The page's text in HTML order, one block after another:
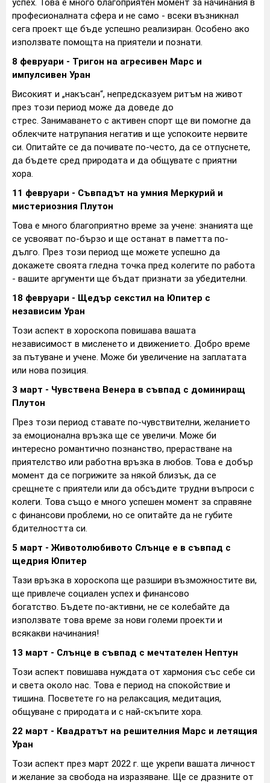
успех. Това е много благоприятен момент за начинания в
професионалната сфера и не само - всеки възникнал
сега проект ще бъде успешно реализиран. Особено ако
използвате помощта на приятели и познати.
8 февруари - Тригон на агресивен Марс и
импулсивен Уран
Високият и „накъсан“, непредсказуем ритъм на живот
през този период може да доведе до
стрес. Занимаването с активен спорт ще ви помогне да
облекчите натрупания негатив и ще успокоите нервите
си. Опитайте се да почивате по-често, да се отпуснете,
да бъдете сред природата и да общувате с приятни
хора.
11 февруари - Съвпадът на умния Меркурий и
мистериозния Плутон
Това е много благоприятно време за учене: знанията ще
се усвояват по-бързо и ще останат в паметта по-
дълго. През този период ще можете успешно да
докажете своята гледна точка пред колегите по работа
- вашите аргументи ще бъдат признати за убедителни.
18 февруари - Щедър секстил на Юпитер с
независим Уран
Този аспект в хороскопа повишава вашата
независимост в мисленето и движението. Добро време
за пътуване и учене. Може би увеличение на заплатата
или нова позиция.
3 март - Чувствена Венера в съвпад с доминиращ
Плутон
През този период ставате по-чувствителни, желанието
за емоционална връзка ще се увеличи. Може би
интересно романтично познанство, прерастване на
приятелство или работна връзка в любов. Това е добър
момент да се погрижите за някой близък, да се
срещнете с приятели или да обсъдите трудни въпроси с
колеги. Това също е много успешен момент за справяне
с финансови проблеми, но се опитайте да не губите
бдителността си.
5 март - Животолюбивото Слънце е в съвпад с
щедрия Юпитер
Тази връзка в хороскопа ще разшири възможностите ви,
ще привлече социален успех и финансово
богатство. Бъдете по-активни, не се колебайте да
използвате това време за нови големи проекти и
всякакви начинания!
13 март - Слънце в съвпад с мечтателен Нептун
Този аспект повишава нуждата от хармония със себе си
и света около нас. Това е период на спокойствие и
тишина. Посветете го на релаксация, медитация,
общуване с природата и с най-скъпите хора.
22 март - Квадратът на решителния Марс и летящия
Уран
Този аспект през март 2022 г. ще укрепи вашата личност
и желание за свобода на изразяване. Ще се дразните от